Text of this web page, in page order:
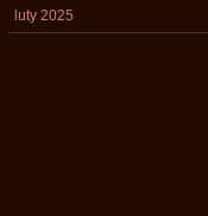
luty 2025